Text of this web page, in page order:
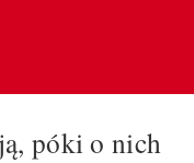
póki o nich